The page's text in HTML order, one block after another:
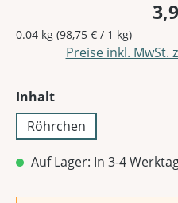
0.04 kg (98,75 € / 1 kg)
Preise inkl. MwSt.
Inhaltauswählen
Röhrchen
Auf Lager: In 3-4